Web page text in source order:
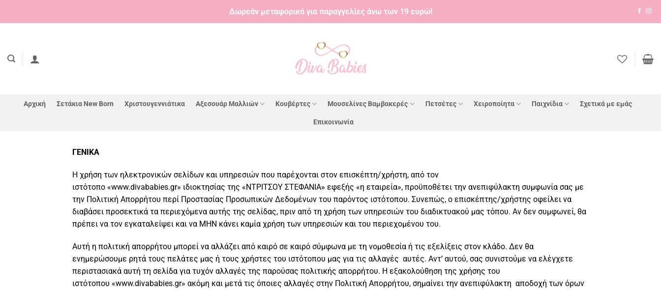
Δωρεάν μεταφορικά για παραγγελίες άνω των 19 ευρώ!
Αρχική Σετάκια New Born Χριστουγεννιάτικα Αξεσουάρ Μαλλιών Κουβέρτες Μουσελίνες Βαμβακερές Πετσέτες Χειροποίητα Παιχνίδια Σχετικά με εμάς
Επικοινωνία
ΓΕΝΙΚΑ
Η χρήση των ηλεκτρονικών σελίδων και υπηρεσιών που παρέχονται στον επισκέπτη/χρήστη, από τον
ιστότοπο «www.divababies.gr» ιδιοκτησίας της «ΝΤΡΙΤΣΟΥ ΣΤΕΦΑΝΙΑ» εφεξής «η εταιρεία», προϋποθέτει την ανεπιφύλακτη συμφωνία σας με
την Πολιτική Απορρήτου περί Προστασίας Προσωπικών Δεδομένων του παρόντος ιστότοπου. Συνεπώς, ο επισκέπτης/χρήστης οφείλει να
διαβάσει προσεκτικά τα περιεχόμενα αυτής της σελίδας, πριν από τη χρήση των υπηρεσιών του διαδικτυακού μας τόπου. Αν δεν συμφωνεί, θα
πρέπει να τον εγκαταλείψει και να ΜΗΝ κάνει καμία χρήση των υπηρεσιών και του περιεχομένου του.
Αυτή η πολιτική απορρήτου μπορεί να αλλάζει από καιρό σε καιρό σύμφωνα με τη νομοθεσία ή τις εξελίξεις στον κλάδο. Δεν θα
ενημερώσουμε ρητά τους πελάτες μας ή τους χρήστες του ιστότοπου μας για τις αλλαγές αυτές. Αντ’ αυτού, σας συνιστούμε να ελέγχετε
περιστασιακά αυτή τη σελίδα για τυχόν αλλαγές της παρούσας πολιτικής απορρήτου. Η εξακολούθηση της χρήσης του
ιστότοπου «www.divababies.gr» ακόμη και μετά τις όποιες αλλαγές στην Πολιτική Απορρήτου, σημαίνει την ανεπιφύλακτη αποδοχή των όρων